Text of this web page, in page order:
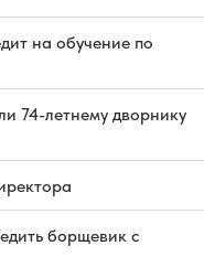
на обучение по
74-летнему дворнику
борщевик с